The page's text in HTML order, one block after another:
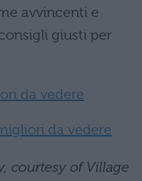
avvincenti e
giusti per
da vedere
da vedere
courtesy of Village